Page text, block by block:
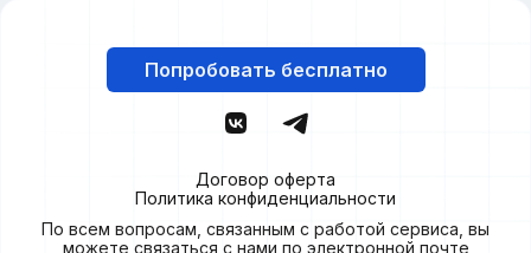
Попробовать бесплатно
Договор оферта
Политика конфиденциальности
По всем вопросам, связанным с работой сервиса, вы
можете связаться с нами по электронной почте